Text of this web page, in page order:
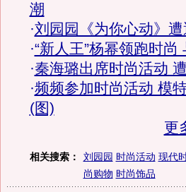
潮
·刘园园《为你心动》
·“新人王”杨幂领跑时
·秦海璐出席时尚活动
·频频参加时尚活动 模
(图)
更
相关搜索： 刘园园 时尚活动 现代
尚购物 时尚饰品